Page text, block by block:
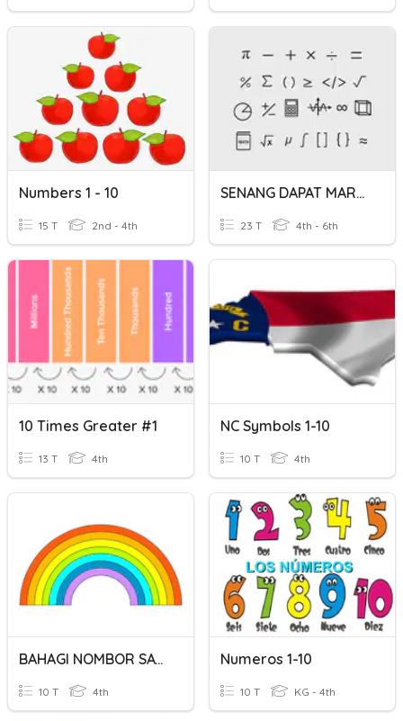
Numbers 1 - 10
15 T 2nd - 4th
SENANG DAPAT MARKAH (Tajuk 1-5)
23 T 4th - 6th
10 Times Greater #1
13 T 4th
NC Symbols 1-10
10 T 4th
BAHAGI NOMBOR SATU DIGIT 1234/1
10 T 4th
Numeros 1-10
10 T KG - 4th